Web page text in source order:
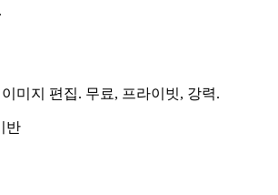
미지 편집. 무료, 프라이빗, 강력.
반